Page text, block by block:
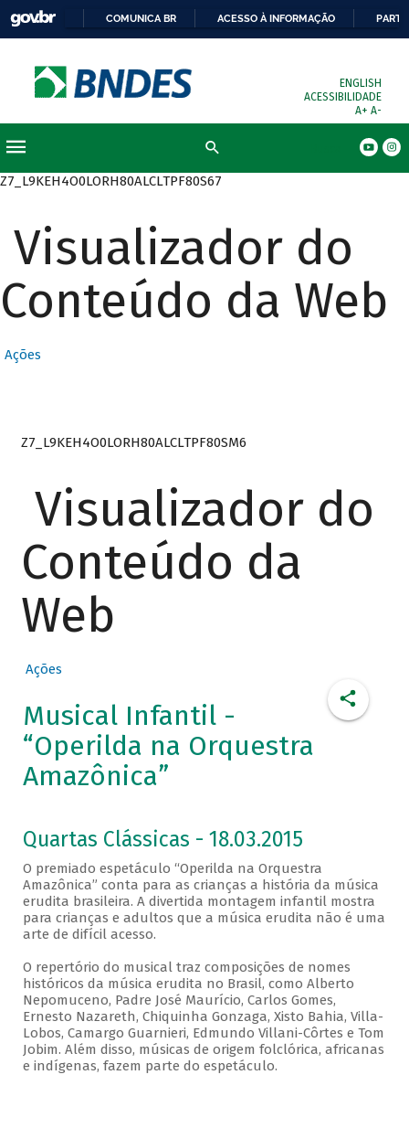
COMUNICA BR ACESSO À INFORMAÇÃO
ENGLISH
ACESSIBILIDADE
A+ A-
Z7_L9KEH4O0LORH80ALCLTPF80S67
Visualizador do
Conteúdo da Web
Ações
Z7_L9KEH4O0LORH80ALCLTPF80SM6
Visualizador do
Conteúdo da
Web
Ações
Musical Infantil -
“Operilda na Orquestra
Amazônica”
Quartas Clássicas - 18.03.2015
O premiado espetáculo “Operilda na Orquestra
Amazônica” conta para as crianças a história da música
erudita brasileira. A divertida montagem infantil mostra
para crianças e adultos que a música erudita não é uma
arte de difícil acesso.
O repertório do musical traz composições de nomes
históricos da música erudita no Brasil, como Alberto
Nepomuceno, Padre José Maurício, Carlos Gomes,
Ernesto Nazareth, Chiquinha Gonzaga, Xisto Bahia, Villa-
Lobos, Camargo Guarnieri, Edmundo Villani-Côrtes e Tom
Jobim. Além disso, músicas de origem folclórica, africanas
e indígenas, fazem parte do espetáculo.